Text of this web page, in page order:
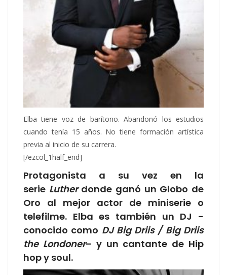
Elba tiene voz de barítono. Abandonó los estudios
cuando tenía 15 años. No tiene formación artística
previa al inicio de su carrera.
[/ezcol_1half_end]
Protagonista a su vez en la
serie Lutherdonde ganó un Globo de
Oro al mejor actor de miniserie o
telefilme. Elba es también un DJ -
conocido como DJ Big Driis / Big Driis
the Londoner– y un cantante de Hip
hop y soul.